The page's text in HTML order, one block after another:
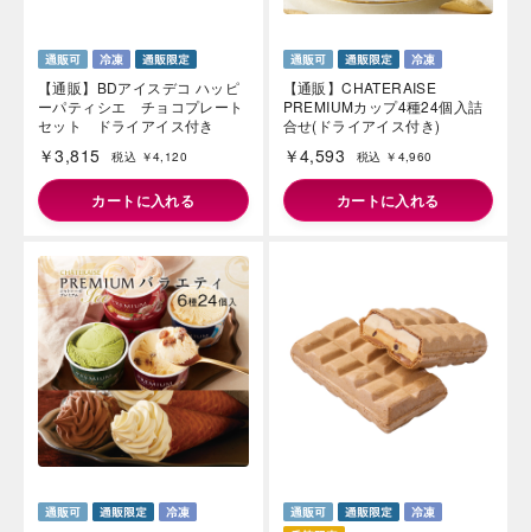
【通販】BDアイスデコ ハッピ
ーパティシエ チョコプレート
セット ドライアイス付き
￥3,815 税込 ￥4,120
カートに入れる
【通販】CHATERAISE
PREMIUMカップ4種24個入詰
合せ(ドライアイス付き)
￥4,593 税込 ￥4,960
カートに入れる